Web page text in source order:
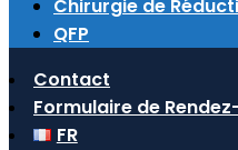
Chirurgie de
QFP
Contact
Formulaire de
FR
mars 6, 2026
L’expertise en